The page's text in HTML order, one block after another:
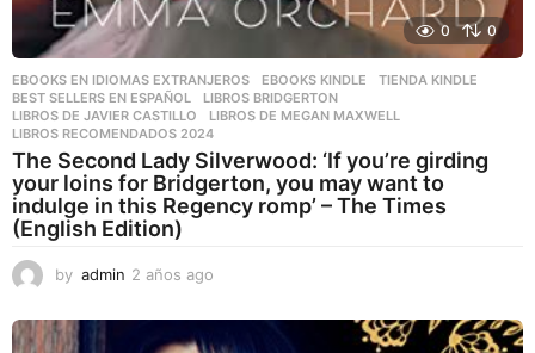
0 0
EBOOKS EN IDIOMAS EXTRANJEROS ,EBOOKS KINDLE ,TIENDA KINDLE
BEST SELLERS EN ESPAÑOL
,LIBROS BRIDGERTON
LIBROS DE JAVIER CASTILLO
,LIBROS DE MEGAN MAXWELL
LIBROS RECOMENDADOS 2024
The Second Lady Silverwood: ‘If you’re girding
your loins for Bridgerton, you may want to
indulge in this Regency romp’ – The Times
(English Edition)
by admin 2 años ago
ñ
o